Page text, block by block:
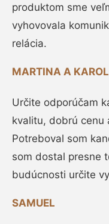
produktom sme
vyhovovala
relácia.
MARTINA A KAROL
Určite odporúčam
kvalitu, dobrú cenu
Potreboval som
som dostal presne
budúcnosti určite
SAMUEL